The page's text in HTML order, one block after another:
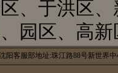
、于洪区
园区、高
阳客服部地址:珠江路88号新世界中